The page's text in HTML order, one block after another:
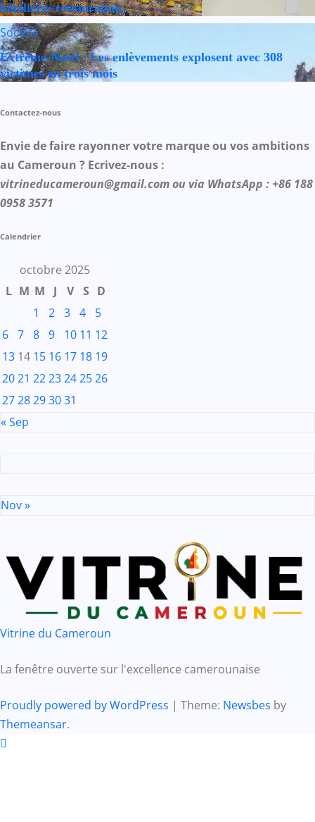
hôtellerie-restauration
Société
Extrême-Nord : Les enlèvements explosent avec 308
victimes en trois mois
Contactez-nous
Envie de faire rayonner votre marque ou vos ambitions
au Cameroun ? Ecrivez-nous :
vitrineducameroun@gmail.com ou via WhatsApp : +86 188
0958 3571
Calendrier
octobre 2025
L M M J V S D
1
2 3 4
5
6 7 8 9 10 11 12
13 14 15 16 17 18 19
2021 2223242526
2728293031
« Sep
Nov »
Vitrine du Cameroun
La fenêtre ouverte sur l'excellence camerounaise
Proudly powered by WordPress | Theme: Newsbes by
Themeansar.